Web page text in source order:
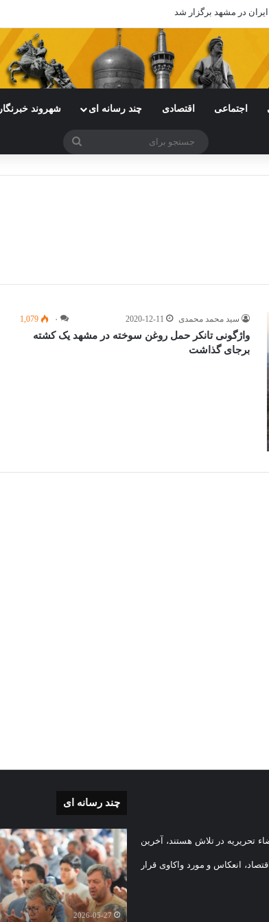
در مشهد برگزار شد
اجتماعی اقتصادی چند رسانه ای شهروند خبرنگار
جستجو
سید محمد محمدی 2020-12-11 ۰ 1,079
واژگونی تانکر حمل روغن سوخته در مشهد یک کشته
برجای گذاشت
تحریریه در تلاش هستند، آخرین
انعکاس و مورد واکاوی قرار
چند رسانه ای
گزارش
تصویری
اقامه
نماز
عید
سعید
2026-05-27